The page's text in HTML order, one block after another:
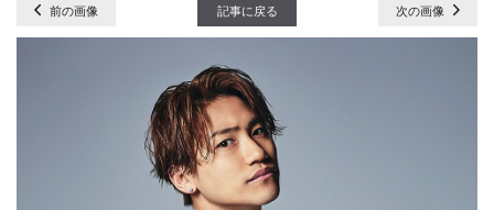
前の画像 記事に戻る 次の画像